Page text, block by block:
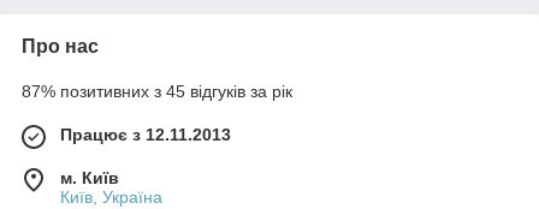
Про нас
87% позитивних з 45 відгуків за рік
Працює з 12.11.2013
м. Київ
Київ, Україна